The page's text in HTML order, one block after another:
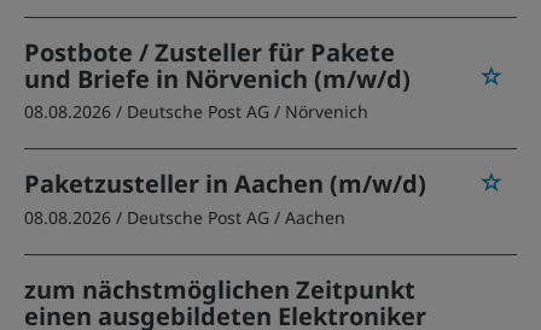
Postbote / Zusteller für Pakete
und Briefe in Nörvenich (m/w/d)
08.08.2026 / Deutsche Post AG / Nörvenich
Paketzusteller in Aachen (m/w/d)
08.08.2026 / Deutsche Post AG / Aachen
zum nächstmöglichen Zeitpunkt
einen ausgebildeten Elektroniker